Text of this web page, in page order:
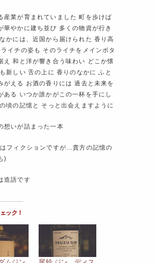
産業が育まれていました 町を歩けば
華やかに建ち並び 多くの物資が行き
かには、近国から届けられた 香り高
イチの姿も そのライチをメインボタ
え 和と洋が響き合う味わい どこか懐
新しい 舌の上に 香りのなかに ふと
がえる お酒の香りには 過去と未来を
ある いつか誰かがこの一杯を手にし
頃の記憶と そっと出会えますように
想いが詰まった一本
フィクションですが…貴方の記憶の
)
造語です
ック！